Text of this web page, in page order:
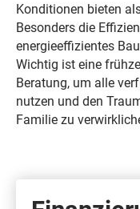
Konditionen bieten
Besonders die
energieeffizientes
Wichtig ist eine
Beratung, um alle
nutzen und den
Familie zu